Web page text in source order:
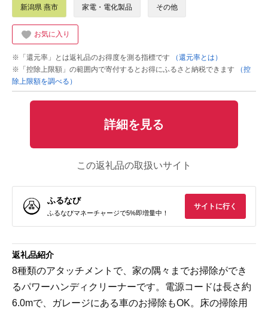
新潟県 燕市 家電・電化製品 その他
お気に入り
※「還元率」とは返礼品のお得度を測る指標です
（還元率とは）
※「控除上限額」の範囲内で寄付するとお得にふるさと納税できます
（控
除上限額を調べる）
詳細を見る
この返礼品の取扱いサイト
ふるなび
ふるなびマネーチャージで5%即増量中！
サイトに行く
返礼品紹介
8種類のアタッチメントで、家の隅々までお掃除ができ
るパワーハンディクリーナーです。電源コードは長さ約
6.0mで、ガレージにある車のお掃除もOK。床の掃除用